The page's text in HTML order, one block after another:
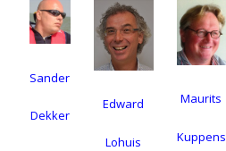
Sander
Dekker
Edward
Lohuis
Maurits
Kuppens